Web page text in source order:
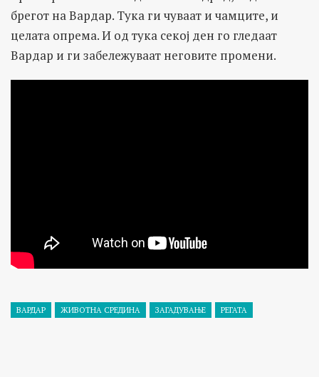
брегот на Вардар. Тука ги чуваат и чамците, и
целата опрема. И од тука секој ден го гледаат
Вардар и ги забележуваат неговите промени.
ВАРДАР ЖИВОТНА СРЕДИНА ЗАГАДУВАЊЕ РЕГАТА